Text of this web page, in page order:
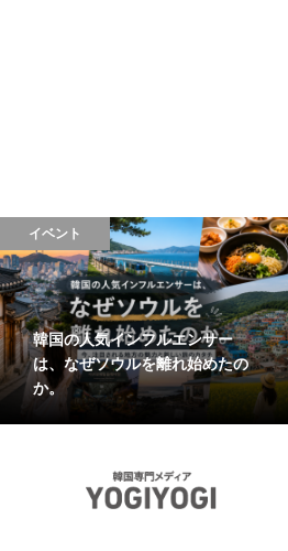
イベント
韓国の人気インフルエンサー
は、なぜソウルを離れ始めたの
か。